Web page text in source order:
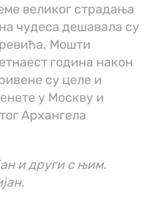
великог страдања
чудеса дешавала су
Мошти
година након
су целе и
у Москву и
Архангела
и други с њим.